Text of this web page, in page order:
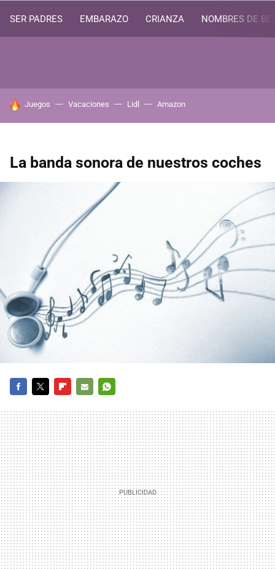
SER PADRES EMBARAZO CRIANZA NOMBRES DE
HOY SE HABLA DE
Juegos Vacaciones Lidl Amazon
La banda sonora de nuestros coches
MAIL